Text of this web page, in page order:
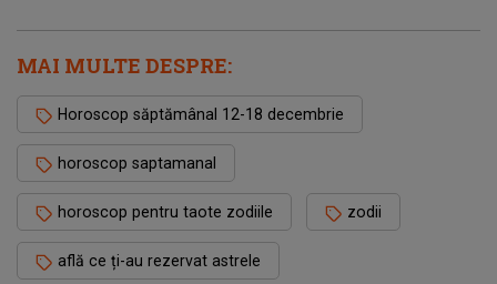
MAI MULTE DESPRE:
Horoscop săptămânal 12-18 decembrie
horoscop saptamanal
horoscop pentru taote zodiile zodii
află ce ți-au rezervat astrele